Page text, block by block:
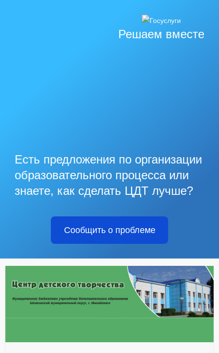
Решаем вместе
Есть предложения по организации
образовательного процесса или
знаете, как сделать ЦДТ лучше?
Сообщить о проблеме